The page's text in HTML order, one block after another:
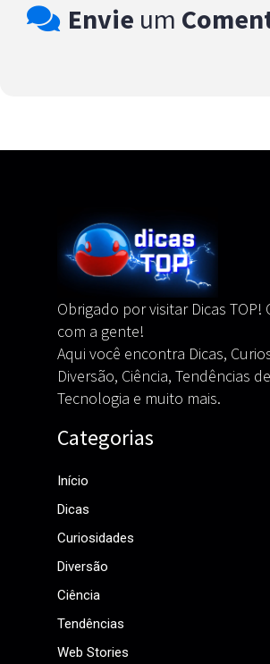
Envie um
Obrigado por visitar Dicas TOP!
com a gente!
Aqui você encontra Dicas,
Diversão, Ciência, Tendências de
Tecnologia e muito mais.
Categorias
Início
Dicas
Curiosidades
Diversão
Ciência
Tendências
Web Stories